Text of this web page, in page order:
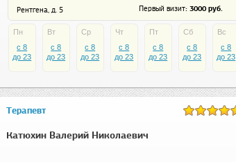
Рентгена, д. 5 Первый визит: 3000 руб.
Пн
c 8
до 23
Вт
c 8
до 23
Ср
c 8
до 23
Чт
c 8
до 23
Пт
c 8
до 23
Сб
c 8
до 23
Вс
c 8
до 23
Терапевт
Катюхин Валерий Николаевич